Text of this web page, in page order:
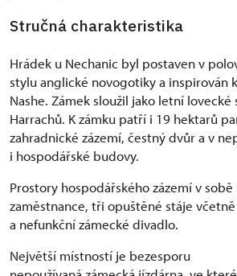
Stručná charakteristika
Hrádek u Nechanic byl postaven v
stylu anglické novogotiky a inspirován
Nashe. Zámek sloužil jako letní
Harrachů. K zámku patří i 19 hektarů
zahradnické zázemí, čestný dvůr a v
i hospodářské budovy.
Prostory hospodářského zázemí v
zaměstnance, tři opuštěné stáje
a nefunkční zámecké divadlo.
Největší místností je bezesporu